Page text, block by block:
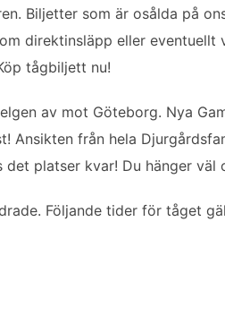
Biljetter som är osålda på
direktinsläpp eller
tågbiljett nu!
av mot Göteborg. Nya
från hela
platser kvar! Du hänger väl
Följande tider för tåget